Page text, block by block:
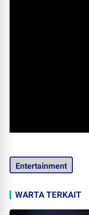
Entertainment
WARTA TERKAIT